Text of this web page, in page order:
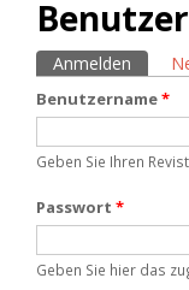
Haupt-Reiter
Anmelden
Benutzername*
Geben Sie Ihren
Passwort *
Geben Sie hier das